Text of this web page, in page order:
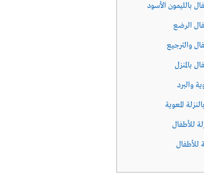
بالليمون الأسود
الرضع
والترجيع
بالمنزل
والبرد
المعوية
للأطفال
للأطفال